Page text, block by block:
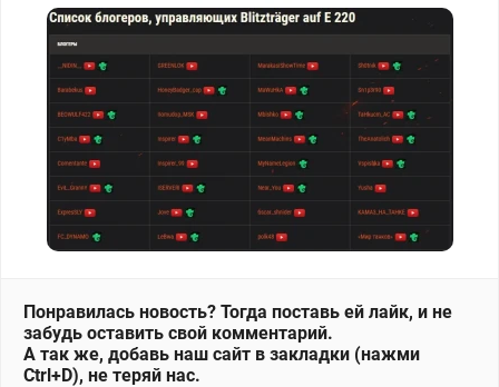
Понравилась новость? Тогда поставь ей лайк, и не
забудь оставить свой комментарий.
А так же, добавь наш сайт в закладки (нажми
Ctrl+D), не теряй нас.